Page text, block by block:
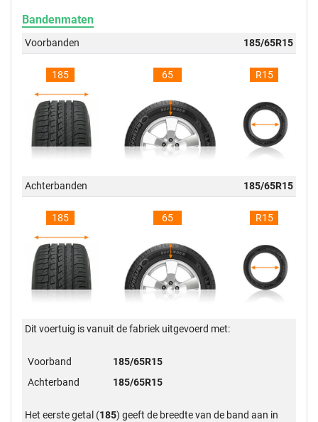
Bandenmaten
Voorbanden 185/65R15
185 65 R15
Achterbanden 185/65R15
185 65 R15
Dit voertuig is vanuit de fabriek uitgevoerd met:
Voorband
185/65R15
Achterband
185/65R15
Het eerste getal (185) geeft de breedte van de band aan in